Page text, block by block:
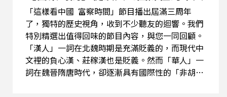
「這樣看中國 富察時間」節目播出屆滿三周年
了，獨特的歷史視角，收到不少聽友的迴響。我們
特別精選出值得回味的節目內容，與您一同回顧。
「漢人」一詞在北魏時期是充滿貶義的，而現代中
文裡的負心漢、莊稼漢也是貶義。然而「華人」一
詞在魏晉隋唐時代，卻逐漸具有國際性的「非胡非